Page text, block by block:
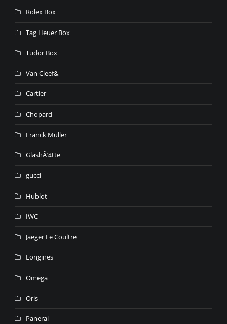
Rolex Box
Tag Heuer Box
Tudor Box
Van Cleef&
Cartier
Chopard
Franck Muller
GlashÃ¼tte
gucci
Hublot
IWC
Jaeger Le Coultre
Longines
Omega
Oris
Panerai